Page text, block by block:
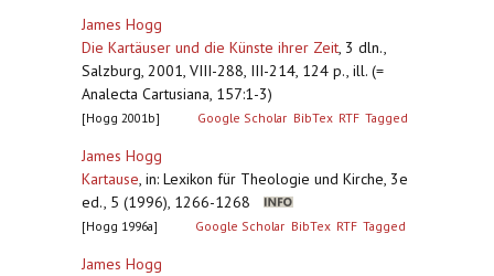
James Hogg
Die Kartäuser und die Künste ihrer Zeit, 3 dln.,
Salzburg, 2001, VIII-288, III-214, 124 p., ill. (=
Analecta Cartusiana, 157:1-3)
[Hogg 2001b] Google Scholar BibTex RTF Tagged
James Hogg
Kartause, in: Lexikon für Theologie und Kirche, 3e
ed., 5 (1996), 1266-1268
[Hogg 1996a] Google Scholar BibTex RTF Tagged
James Hogg